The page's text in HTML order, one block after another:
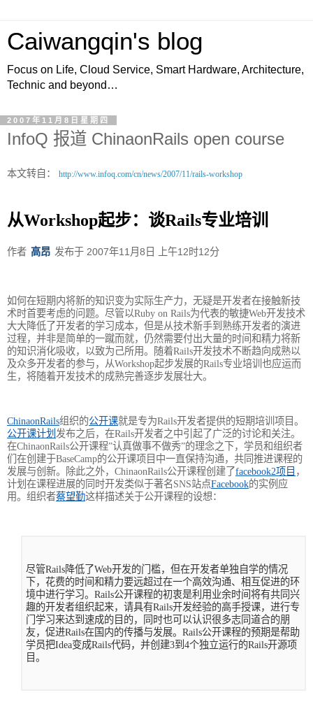
Caiwangqin's blog
Focus on Life, Cloud Service, Smart Hardware, Architecture,
Technic and beyond…
2007年11月8日星期四
InfoQ 报道 ChinaonRails open course
本文转自： http://www.infoq.com/cn/news/2007/11/rails-workshop
从Workshop起步：谈Rails专业培训
作者 高昂 发布于 2007年11月8日 上午12时12分
如何在短期内将新的知识变为实际生产力，无疑是开发者在接触新技
术时首要考虑的问题。尽管以Ruby on Rails为代表的敏捷Web开发技术
大大降低了开发者的学习成本，但是从技术新手到熟练开发者的演进
过程，并非是简单的一蹴而就，仍然需要付出大量的时间和精力将新
的知识消化吸收，以致为己所用。随着Rails开发技术不断趋向成熟以
及众多开发者的参与，从Workshop起步发展的Rails专业培训也应运而
生，将随着开发技术的成熟完善逐步发展壮大。
ChinaonRails组织的公开课就是专为Rails开发者提供的短期培训项目。
公开课计划发布之后，在Rails开发者之中引起了广泛的讨论和关注。
在ChinaonRails公开课程”认真做事不做秀”的理念之下，学员和组织者
们在创建于BaseCamp的公开课项目中一直保持沟通，共同推进课程的
发展与创新。除此之外，ChinaonRails公开课程创建了facebook2项目 ，
计划在课程进展的同时开发类似于著名SNS站点Facebook的实例应
用。组织者蔡望勤这样描述关于公开课程的设想：
尽管Rails降低了Web开发的门槛，但在开发者单独自学的情况
下，花费的时间和精力要远超过在一个高效沟通、相互促进的环
境中进行学习。Rails公开课程的初衷是利用业余时间将有共同兴
趣的开发者组织起来，请具有Rails开发经验的高手授课，进行专
门学习来达到速成的目的，同时也可以认识很多志同道合的朋
友，促进Rails在国内的传播与发展。Rails公开课程的预期是帮助
学员把Idea变成Rails代码，并创建3到4个独立运行的Rails开源项
目。